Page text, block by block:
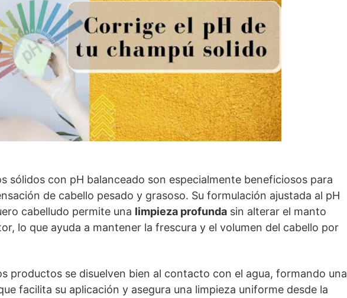
sólidos con pH balanceado son especialmente beneficiosos para
de cabello pesado y grasoso. Su formulación ajustada al pH
cabelludo permite una limpieza profunda sin alterar el manto
lo que ayuda a mantener la frescura y el volumen del cabello por
productos se disuelven bien al contacto con el agua, formando una
facilita su aplicación y asegura una limpieza uniforme desde la